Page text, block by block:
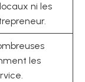
ni les
les